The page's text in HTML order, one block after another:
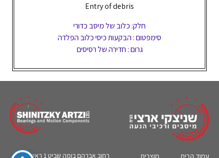
Entry of debris
חלק: כלוב של מיסב כדורי
סימפטום : הבקעות כיסי כלוב הפלדה
גרום : חדירה של רסיסים
עמוד הבית מוצרים רחוב אברהם בומה שביט 1 ראשון לציון,